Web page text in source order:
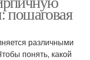
пошаговая
различными
понять, какой